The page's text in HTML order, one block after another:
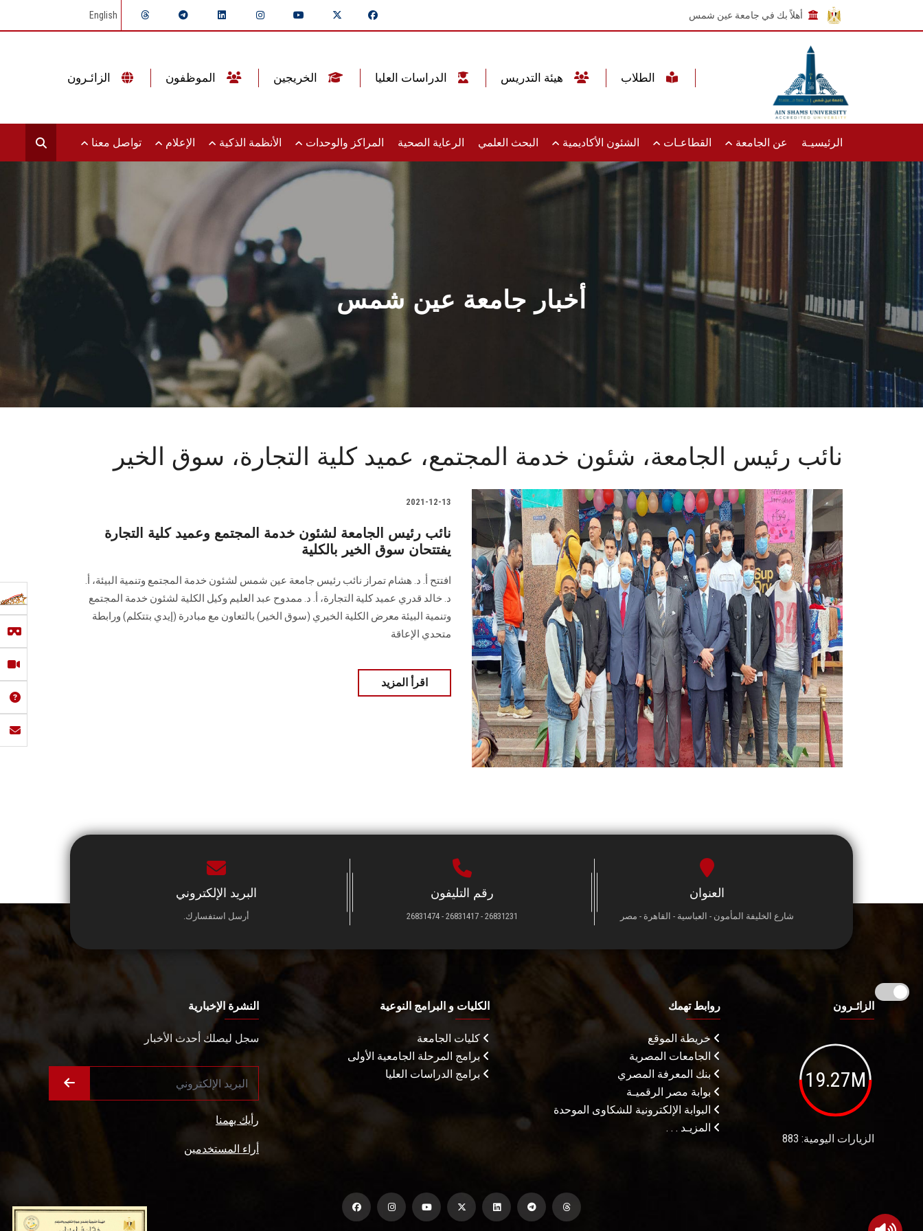
أهلاً بك في جامعة عين شمس English
الرئيسيـة عن الجامعة القطاعـات الشئون الأكاديمية البحث العلمي الرعاية الصحية المراكز والوحدات الأنظمة الذكية الإعلام تواصل معنا
أخبار جامعة عين شمس
نائب رئيس الجامعة، شئون خدمة المجتمع، عميد كلية التجارة، سوق الخير
2021-12-13
نائب رئيس الجامعة لشئون خدمة المجتمع وعميد كلية التجارة
يفتتحان سوق الخير بالكلية
افتتح أ. د. هشام تمراز نائب رئيس جامعة عين شمس لشئون خدمة المجتمع وتنمية البيئة، أ.
د. خالد قدري عميد كلية التجارة، أ. د. ممدوح عبد العليم وكيل الكلية لشئون خدمة المجتمع
وتنمية البيئة معرض الكلية الخيري (سوق الخير) بالتعاون مع مبادرة (إيدي بتتكلم) ورابطة
متحدي الإعاقة
اقرأ المزيد
العنوان
شارع الخليفة المأمون - العباسية - القاهرة - مصر
رقم التليفون
26831231 - 26831417 - 26831474
البريد الإلكتروني
أرسل استفسارك.
الزائـرون
19.27M
الزيارات اليومية: 883
روابط تهمك
خريطة الموقع
الجامعات المصرية
بنك المعرفة المصري
بوابة مصر الرقميـة
البوابة الإلكترونية للشكاوى الموحدة
المزيـد . . .
الكليات و البرامج النوعية
كليات الجامعة
برامج المرحلة الجامعية الأولى
برامج الدراسات العليا
النشرة الإخبارية
سجل ليصلك أحدث الأخبار
رأيك يهمنا
أراء المستخدمين